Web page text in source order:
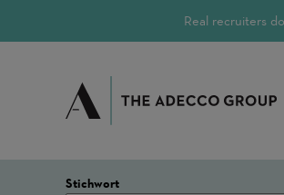
Real recruiters
Stichwort